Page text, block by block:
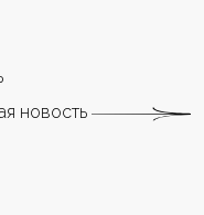
новость